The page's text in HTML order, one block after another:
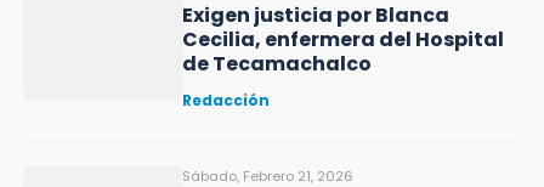
Exigen justicia por Blanca
Cecilia, enfermera del Hospital
de Tecamachalco
Redacción
Sábado, Febrero 21, 2026